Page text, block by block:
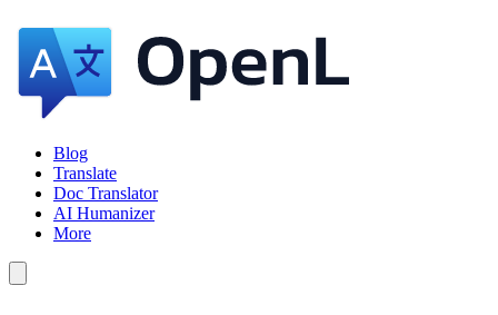
Blog
Translate
Doc Translator
AI Humanizer
More